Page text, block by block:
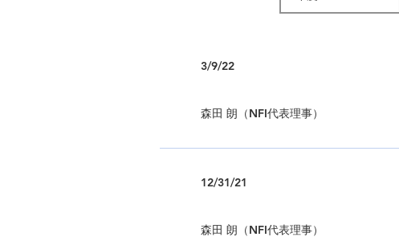
3/9/22
森田 朗（NFI代表理事）
12/31/21
森田 朗（NFI代表理事）